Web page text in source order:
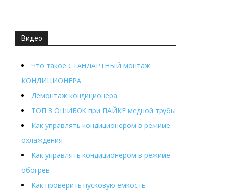
Видео
Что такое СТАНДАРТНЫЙ монтаж
КОНДИЦИОНЕРА
Демонтаж кондиционера
ТОП 3 ОШИБОК при ПАЙКЕ медной трубы
Как управлять кондиционером в режиме
охлаждения
Как управлять кондиционером в режиме
обогрев
Как проверить пусковую ёмкость